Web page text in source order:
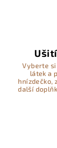
Vyberte
látek a
hnízdečko,
další